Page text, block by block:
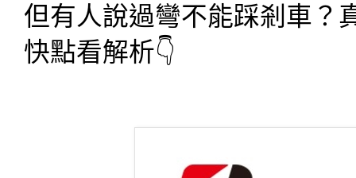
但有人說過彎不能踩剎車？
快點看解析👇